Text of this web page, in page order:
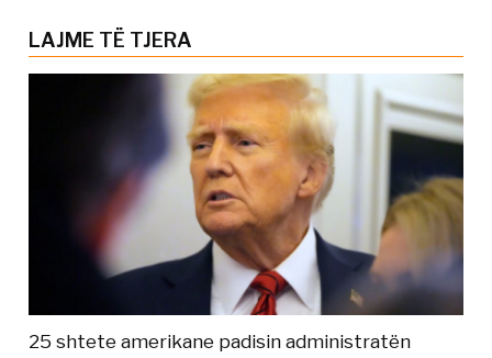
LAJME TË TJERA
25 shtete amerikane padisin administratën